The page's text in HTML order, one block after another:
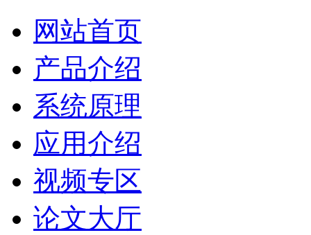
网站首页
产品介绍
系统原理
应用介绍
视频专区
论文大厅